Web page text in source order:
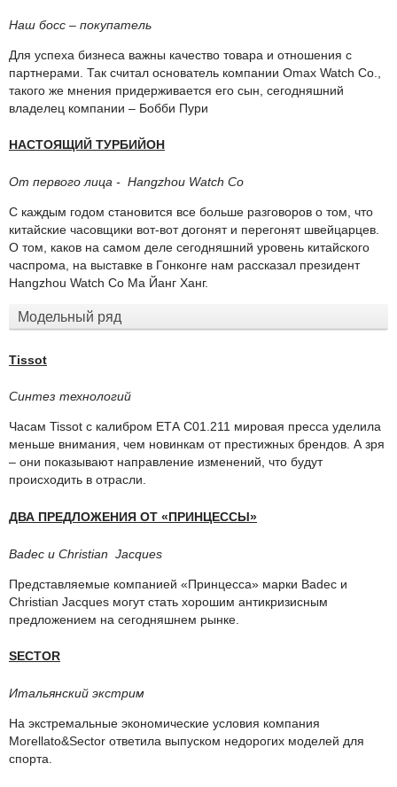
Наш босс – покупатель
Для успеха бизнеса важны качество товара и отношения с
партнерами. Так считал основатель компании Omax Watch Co.,
такого же мнения придерживается его сын, сегодняшний
владелец компании – Бобби Пури
НАСТОЯЩИЙ ТУРБИЙОН
От первого лица - Hangzhou Watch Co
С каждым годом становится все больше разговоров о том, что
китайские часовщики вот-вот догонят и перегонят швейцарцев.
О том, каков на самом деле сегодняшний уровень китайского
часпрома, на выставке в Гонконге нам рассказал президент
Hangzhou Watch Co Ма Йанг Ханг.
Модельный ряд
Tissot
Синтез технологий
Часам Tissot с калибром ЕТА С01.211 мировая пресса уделила
меньше внимания, чем новинкам от престижных брендов. А зря
– они показывают направление изменений, что будут
происходить в отрасли.
ДВА ПРЕДЛОЖЕНИЯ ОТ «ПРИНЦЕССЫ»
Badec и Christian Jacques
Представляемые компанией «Принцесса» марки Badec и
Christian Jacques могут стать хорошим антикризисным
предложением на сегодняшнем рынке.
SECTOR
Итальянский экстрим
На экстремальные экономические условия компания
Morellato&Sector ответила выпуском недорогих моделей для
спорта.